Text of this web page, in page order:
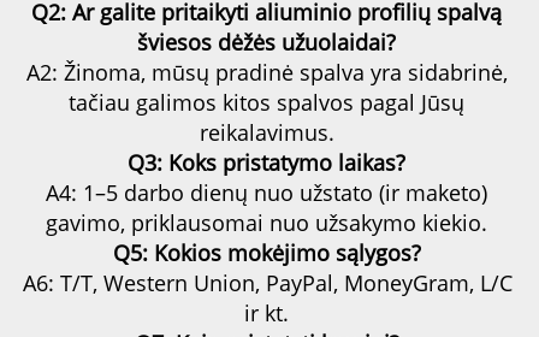
Q2: Ar galite pritaikyti aliuminio profilių spalvą
šviesos dėžės užuolaidai?
A2: Žinoma, mūsų pradinė spalva yra sidabrinė,
tačiau galimos kitos spalvos pagal Jūsų
reikalavimus.
Q3: Koks pristatymo laikas?
A4: 1–5 darbo dienų nuo užstato (ir maketo)
gavimo, priklausomai nuo užsakymo kiekio.
Q5: Kokios mokėjimo sąlygos?
A6: T/T, Western Union, PayPal, MoneyGram, L/C
ir kt.